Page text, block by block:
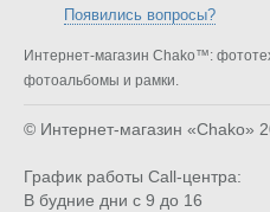
Появились вопросы?
Интернет-магазин Chako™:
фотоальбомы и рамки.
© Интернет-магазин «Chako»
График работы Call-центра:
В будние дни с 9 до 16